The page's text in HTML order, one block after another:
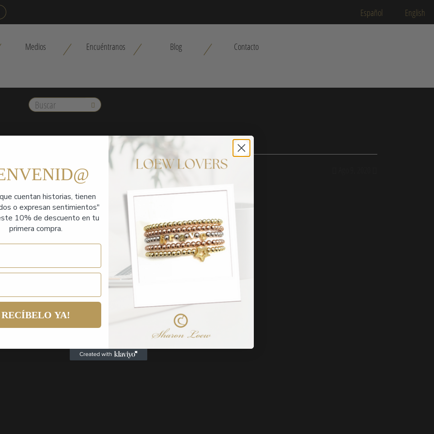
Español English
Medios Encuéntranos Blog Contacto
Buscar
cuentan historias, tienen
o expresan sentimientos"
10% de descuento en tu
primera compra.
RECÍBELO YA!